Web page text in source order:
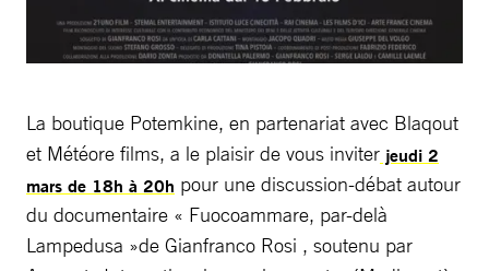
La boutique Potemkine, en partenariat avec Blaqout
et Météore films, a le plaisir de vous inviter jeudi 2
mars de 18h à 20h pour une discussion-débat autour
du documentaire « Fuocoammare, par-delà
Lampedusa »de Gianfranco Rosi , soutenu par